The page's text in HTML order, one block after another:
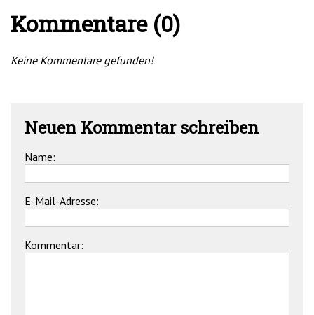
Kommentare (0)
Keine Kommentare gefunden!
Neuen Kommentar schreiben
Name:
E-Mail-Adresse:
Kommentar: